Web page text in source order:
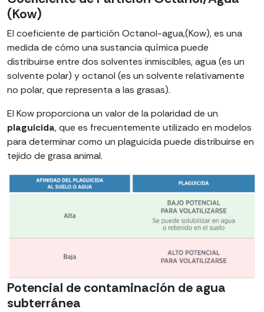
(Kow)
El coeficiente de partición Octanol-agua,(Kow), es una
medida de cómo una sustancia química puede
distribuirse entre dos solventes inmiscibles, agua (es un
solvente polar) y octanol (es un solvente relativamente
no polar, que representa a las grasas).
El Kow proporciona un valor de la polaridad de un
plaguicida, que es frecuentemente utilizado en modelos
para determinar como un plaguicida puede distribuirse en
tejido de grasa animal.
Potencial de contaminación de agua
subterránea